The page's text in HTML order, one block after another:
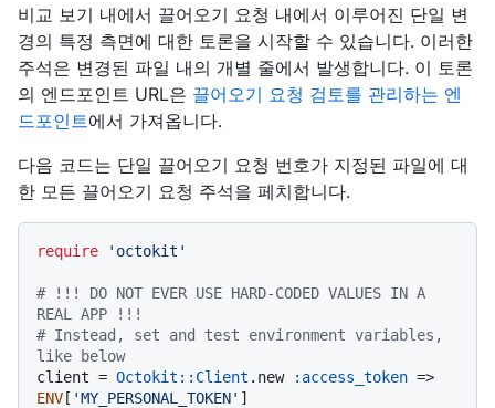
비교 보기 내에서 끌어오기 요청 내에서 이루어진 단일 변
경의 특정 측면에 대한 토론을 시작할 수 있습니다. 이러한
주석은 변경된 파일 내의 개별 줄에서 발생합니다. 이 토론
의 엔드포인트 URL은 끌어오기 요청 검토를 관리하는 엔
드포인트에서 가져옵니다.
다음 코드는 단일 끌어오기 요청 번호가 지정된 파일에 대
한 모든 끌어오기 요청 주석을 페치합니다.
require 'octokit'
# !!! DO NOT EVER USE HARD-CODED VALUES IN A
REAL APP !!!
# Instead, set and test environment variables,
like below
client = Octokit::Client .new :access_token
ENV [ 'MY_PERSONAL_TOKEN' ]